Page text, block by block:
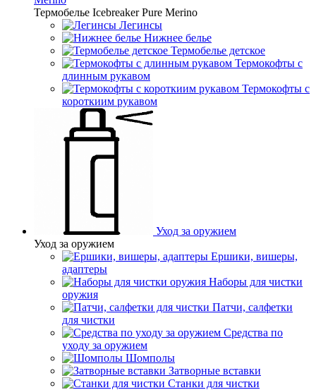
Термобелье Icebreaker Pure Merino
Легинсы
Нижнее белье
Термобелье детское
Термокофты с
длинным рукавом
Термокофты с
короткиим рукавом
Уход за оружием
Уход за оружием
Ершики, вишеры,
адаптеры
Наборы для чистки
оружия
Патчи, салфетки
для чистки
Средства по
уходу за оружием
Шомполы
Затворные вставки
Станки для чистки